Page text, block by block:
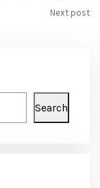
Next post
Search